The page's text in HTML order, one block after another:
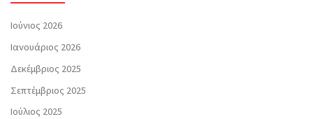
Ιούνιος 2026
Ιανουάριος 2026
Δεκέμβριος 2025
Σεπτέμβριος 2025
Ιούλιος 2025